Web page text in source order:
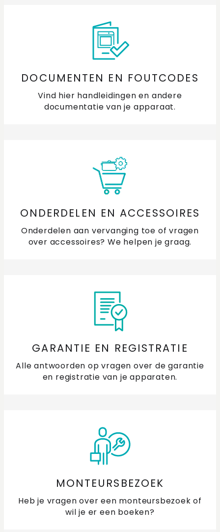
DOCUMENTEN EN FOUTCODES
Vind hier handleidingen en andere
documentatie van je apparaat.
ONDERDELEN EN ACCESSOIRES
Onderdelen aan vervanging toe of vragen
over accessoires? We helpen je graag.
GARANTIE EN REGISTRATIE
Alle antwoorden op vragen over de garantie
en registratie van je apparaten.
MONTEURSBEZOEK
Heb je vragen over een monteursbezoek of
wil je er een boeken?